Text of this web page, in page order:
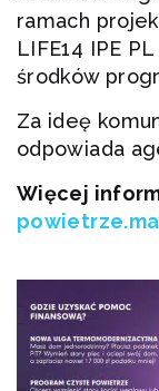
ramach
LIFE14 IPE
środków
Za ideę
odpowiada
Więcej